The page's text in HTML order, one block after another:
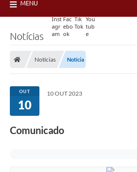
MENU
Notícias
Notícias Notícia
OUT
10
10 OUT 2023
Comunicado